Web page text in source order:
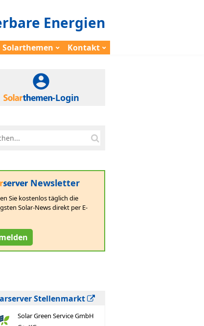
Energien
Solarthemen Kontakt
-Login
Newsletter
Sie kostenlos täglich die
Solar-News direkt per E-
Stellenmarkt